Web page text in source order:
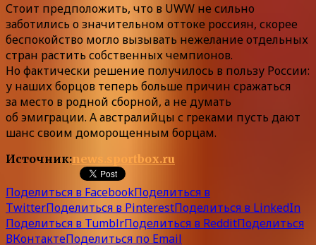
Стоит предположить, что в UWW не сильно
заботились о значительном оттоке россиян, скорее
беспокойство могло вызывать нежелание отдельных
стран растить собственных чемпионов.
Но фактически решение получилось в пользу России:
у наших борцов теперь больше причин сражаться
за место в родной сборной, а не думать
об эмиграции. А австралийцы с греками пусть дают
шанс своим доморощенным борцам.
Источник:news.sportbox.ru
Поделиться в FacebookПоделиться в
TwitterПоделиться в PinterestПоделиться в LinkedIn
Поделиться в TumblrПоделиться в RedditПоделиться
ВКонтактеПоделиться по Email